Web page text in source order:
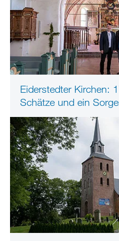
Eiderstedter Kirchen:
Schätze und ein